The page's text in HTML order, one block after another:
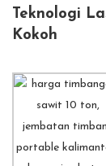
Teknologi
Kokoh